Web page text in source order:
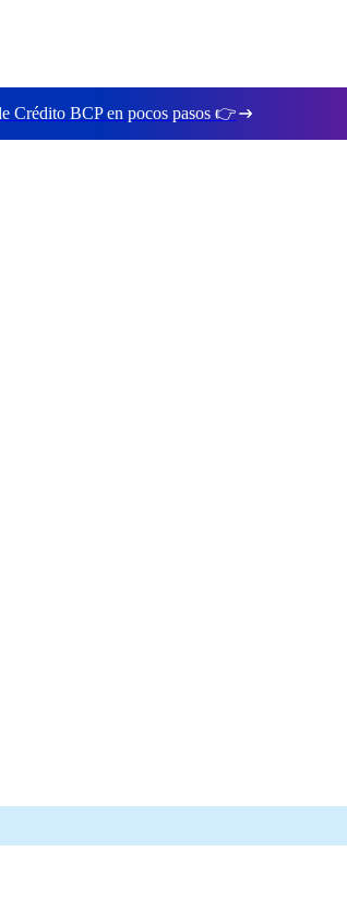
Crédito BCP en pocos pasos 👉